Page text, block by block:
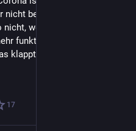
bei Kindern. Und
weil Freiheit. Aber
funktioniert weil
klappt noch super.
17